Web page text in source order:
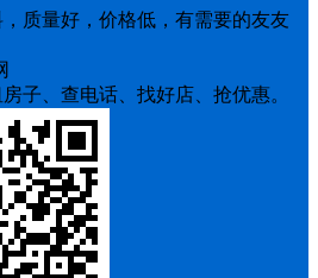
质量好，价格低，有需要的友友
子、查电话、找好店、抢优惠。